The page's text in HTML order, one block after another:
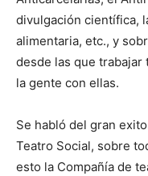
divulgación científica,
alimentaria, etc., y
desde las que trabajar
la gente con ellas.
Se habló del gran
Teatro Social, sobre
esto la Compañía de